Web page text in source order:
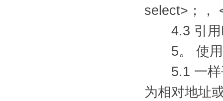
select>；，
4.3 引用
5。 使用
5.1 一样平
为相对地址